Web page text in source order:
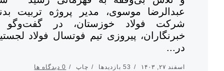
عبدالرضا موسوی، مدیر پروژه تربیت بدنی
شرکت فولاد خوزستان، در گفت‌وگو با
خبرنگاران، پیروزی تیم فوتسال فولاد لجستیک
53 بازدیدها چاپ 0 دیدگاه ها